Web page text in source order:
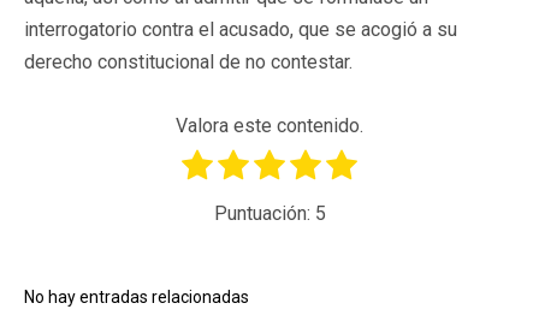
interrogatorio contra el acusado, que se acogió a su
derecho constitucional de no contestar.
Valora este contenido.
Puntuación: 5
No hay entradas relacionadas